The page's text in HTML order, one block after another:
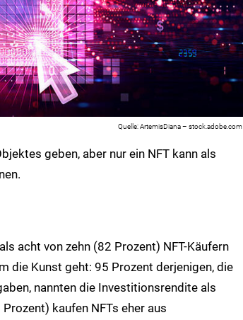
ArtemisDiana – stock.adobe.com
geben, aber nur ein NFT kann als
acht von zehn (82 Prozent) NFT-Käufern
die Kunst geht: 95 Prozent derjenigen, die
nannten die Investitionsrendite als
kaufen NFTs eher aus